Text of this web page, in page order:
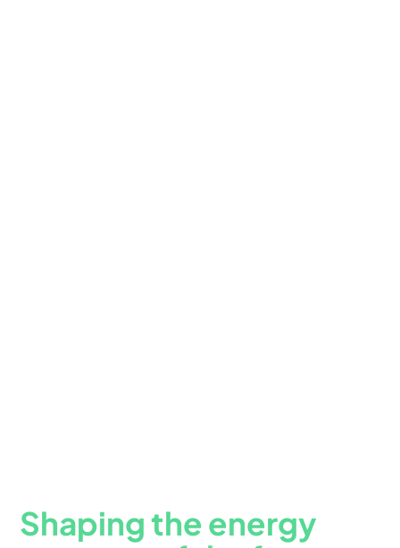
Shaping the energy